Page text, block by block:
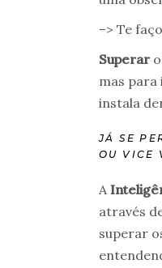
–> Te
Superar
mas para
instala
JÁ SE
OU VICE
A
através
superar